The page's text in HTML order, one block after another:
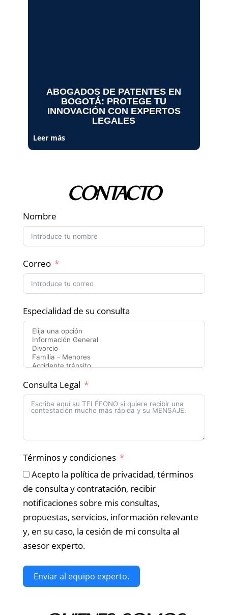
ABOGADOS DE PATENTES EN
BOGOTÁ: PROTEGE TU
INNOVACIÓN CON EXPERTOS
LEGALES
Leer más
CONTACTO
Nombre
Correo
Especialidad de su consulta
Consulta Legal
Términos y condiciones
Acepto la política de privacidad, términos
de consulta y contratación, recibir
notificaciones sobre mis consultas,
propuestas, servicios, información relevante
y, en su caso, la cesión de mi consulta al
asesor experto.
Enviar al equipo experto.